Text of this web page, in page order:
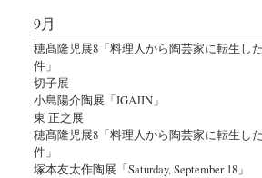
9月
穂髙隆児展8「料理人から陶芸家に転生し
件」
切子展
小島陽介陶展「IGAJIN」
東 正之展
穂髙隆児展8「料理人から陶芸家に転生し
件」
塚本友太作陶展「Saturday, September 18」